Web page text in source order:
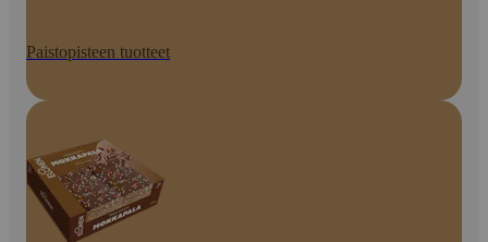
Paistopisteen tuotteet